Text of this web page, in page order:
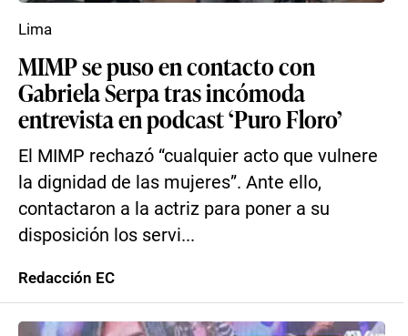
MIMP se puso en contacto con
Gabriela Serpa tras incómoda
entrevista en podcast ‘Puro Floro’
El MIMP rechazó “cualquier acto que vulnere
la dignidad de las mujeres”. Ante ello,
contactaron a la actriz para poner a su
disposición los servi...
Lima
Redacción EC